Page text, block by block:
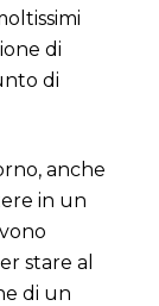
di
di
anche
in un
stare al
di un